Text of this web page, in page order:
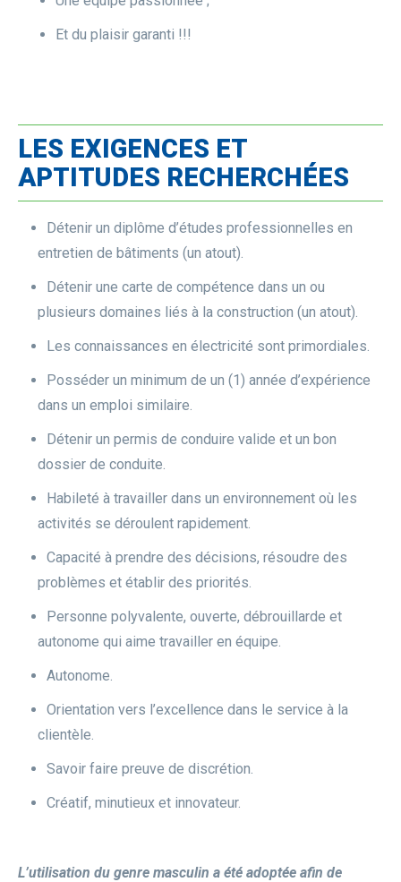
Et du plaisir garanti !!!
LES EXIGENCES ET
APTITUDES RECHERCHÉES
Détenir un diplôme d’études professionnelles en
entretien de bâtiments (un atout).
Détenir une carte de compétence dans un ou
plusieurs domaines liés à la construction (un atout).
Les connaissances en électricité sont primordiales.
Posséder un minimum de un (1) année d’expérience
dans un emploi similaire.
Détenir un permis de conduire valide et un bon
dossier de conduite.
Habileté à travailler dans un environnement où les
activités se déroulent rapidement.
Capacité à prendre des décisions, résoudre des
problèmes et établir des priorités.
Personne polyvalente, ouverte, débrouillarde et
autonome qui aime travailler en équipe.
Autonome.
Orientation vers l’excellence dans le service à la
clientèle.
Savoir faire preuve de discrétion.
Créatif, minutieux et innovateur.
L’utilisation du genre masculin a été adoptée afin de